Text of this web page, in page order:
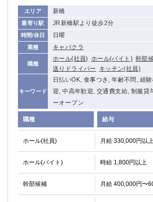
エリア 新橋
最寄り駅 JR新橋駅より徒歩2分
時間/休日 日曜
業種 キャバクラ
職種
ホール(社員) ホール(バイト) 幹部
送りドライバー
キッチン(社員)
キーワード
日払いOK, 食事つき, 年齢不問, 経
迎, 中高年歓迎, 交通費支給, 制服貸
ーオープン
職種 給与
ホール(社員) 月給 330,000円以
ホール(バイト) 時給 1,800円以上
幹部候補 月給 400,000円〜
本厚木
藤沢
武蔵小杉
小田原
関内・馬車道・日ノ出町
武蔵新城
元住吉
茅ヶ崎
たまプラーザ
大船
相模原
桜木町
埼玉県
大宮
南越谷
志木
川越
草加
南浦和
所沢
熊谷